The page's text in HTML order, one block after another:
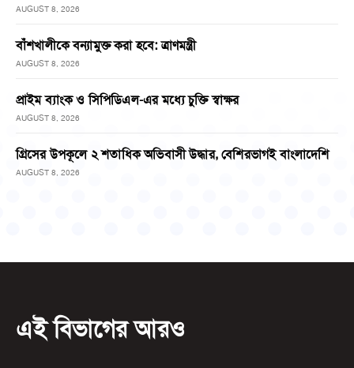
AUGUST 8, 2026
বাঁশখালীকে বন্যামুক্ত করা হবে: ত্রাণমন্ত্রী
AUGUST 8, 2026
প্রাইম ব্যাংক ও সিপিডিএল-এর মধ্যে চুক্তি স্বাক্ষর
AUGUST 8, 2026
গ্রিসের উপকূলে ২ শতাধিক অভিবাসী উদ্ধার, বেশিরভাগই বাংলাদেশি
AUGUST 8, 2026
এই বিভাগের আরও